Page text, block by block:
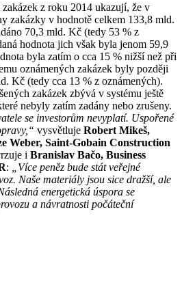
z roku 2014 ukazují, že v
zakázky v hodnotě celkem 133,8 mld.
70,3 mld. Kč (tedy 53 % z
hodnota jich však byla jenom 59,9
byla zatím o cca 15 % nižší než při
oznámených zakázek byly později
Kč (tedy cca 13 % z oznámených).
zakázek zbývá v systému ještě
nebyly zatím zadány nebo zrušeny.
se investorům nevyplatí. Uspořené
vysvětluje Robert Mikeš,
Weber, Saint-Gobain Construction
i Branislav Bačo, Business
: „Více peněz bude stát veřejné
Naše materiály jsou sice dražší, ale
energetická úspora se
a návratnosti počáteční